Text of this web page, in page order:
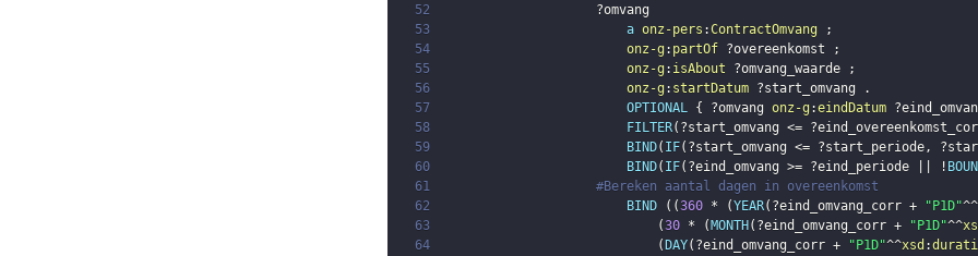
52
?omvang
53
a onz-pers :ContractOmvang
;
54
onz-g : partOf ?overeenkomst
;
55
onz-g : isAbout ?omvang_waarde
;
56
onz-g : startDatum ?start_omvang
.
57
OPTIONAL { ?omvang onz-g :eindDatum
58
FILTER( ?start_omvang <=
59
BIND( IF( ?start_omvang <= ?start_periode,
60
BIND( IF( ?eind_omvang >= ?eind_periode || !
61
#Bereken aantal dagen in overeenkomst
62
BIND ( (360 * (YEAR( ?eind_omvang_corr + "P1D"^^
63
(30 * ( MONTH ( ?eind_omvang_corr + "P1D"^^
64
( DAY( ?eind_omvang_corr + "P1D"^^xsd :